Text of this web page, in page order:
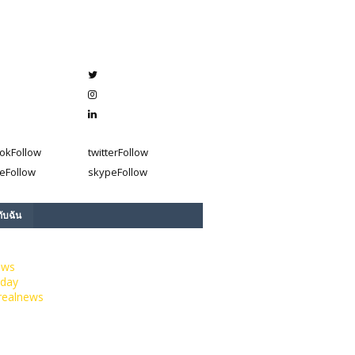
Follow twitterFollow
Follow skypeFollow
บฉัน